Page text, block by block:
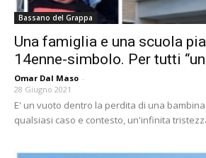
Bassano del Grappa
Una famiglia e una scuola
14enne-simbolo. Per tutti
Omar Dal Maso -
28 Giugno 2021
E' un vuoto dentro la perdita di una
qualsiasi caso e contesto, un'infinita